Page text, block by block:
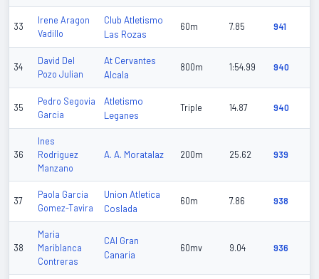
33
Irene Aragon
Vadillo
Club Atletismo
Las Rozas
60m 7.85 941
34
David Del
Pozo Julian
At Cervantes
Alcala
800m 1:54.99 940
35
Pedro Segovia
Garcia
Atletismo
Leganes
Triple 14.87 940
36
Ines
Rodriguez
Manzano
A. A. Moratalaz 200m 25.62 939
37
Paola Garcia
Gomez-Tavira
Union Atletica
Coslada
60m 7.86 938
38
Maria
Mariblanca
Contreras
CAI Gran
Canaria
60mv 9.04 936